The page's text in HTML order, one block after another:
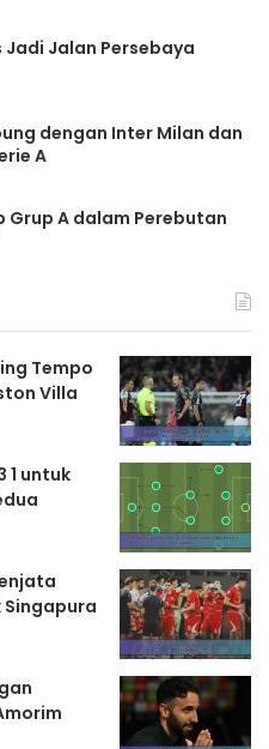
Jadi Jalan Persebaya
dengan Inter Milan dan
A
Grup A dalam Perebutan
Tempo
Villa
1 untuk
Singapura